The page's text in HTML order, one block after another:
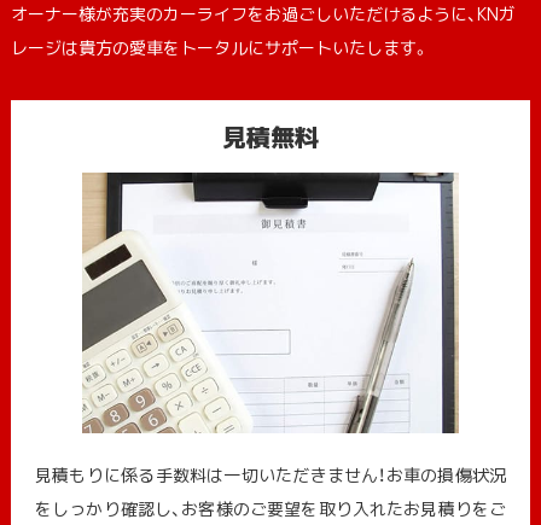
オーナー様が充実のカーライフをお過ごしいただけるように、KNガ
レージは貴方の愛車をトータルにサポートいたします。
見積無料
見積もりに係る手数料は一切いただきません！お車の損傷状況
をしっかり確認し、お客様のご要望を取り入れたお見積りをご